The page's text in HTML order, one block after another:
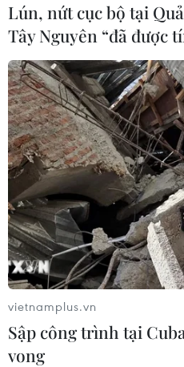
Lún, nứt cục bộ tại
Tây Nguyên “đã được
vietnamplus.vn
Sập công trình tại
vong